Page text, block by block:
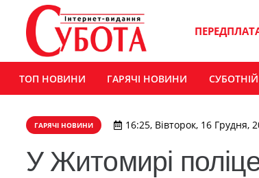
ТОП НОВИНИ ГАРЯЧІ НОВИНИ
ГАРЯЧІ НОВИНИ 16:25, Вівторок, 16 Грудня,
У Житомирі